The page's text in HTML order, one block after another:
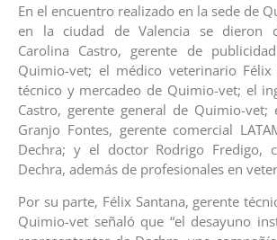
En el encuentro realizado en la sede de
en la ciudad de Valencia se dieron
Carolina Castro, gerente de
Quimio-vet; el médico veterinario Félix
técnico y mercadeo de Quimio-vet; el
Castro, gerente general de Quimio-vet;
Granjo Fontes, gerente comercial
Dechra; y el doctor Rodrigo Fredigo,
Dechra, además de profesionales en
Por su parte, Félix Santana, gerente
Quimio-vet señaló que “el desayuno